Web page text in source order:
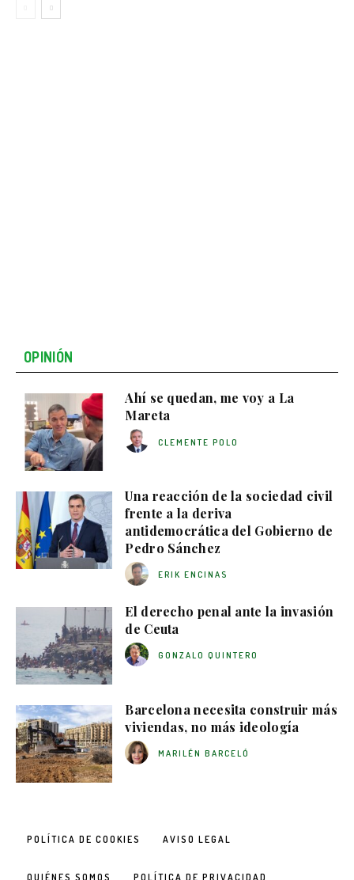
OPINIÓN
Ahí se quedan, me voy a La
Mareta
CLEMENTE POLO
Una reacción de la sociedad civil
frente a la deriva
antidemocrática del Gobierno de
Pedro Sánchez
ERIK ENCINAS
El derecho penal ante la invasión
de Ceuta
GONZALO QUINTERO
Barcelona necesita construir más
viviendas, no más ideología
MARILÉN BARCELÓ
POLÍTICA DE COOKIES AVISO LEGAL
QUIÉNES SOMOS POLÍTICA DE PRIVACIDAD